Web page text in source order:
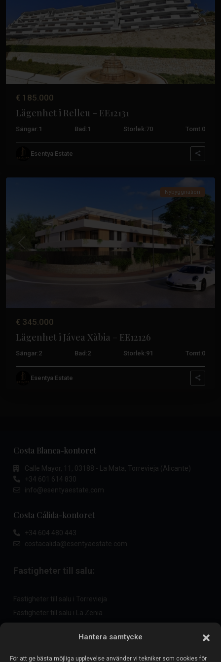
Hantera samtycke
För att ge bästa möjliga upplevelse använder vi tekniker som cookies för
Tidigare Nästa
€ 185.000
Lägenhet i Relleu – EE12131
Sängar: 1 Bad: 1 Storlek:70 Tomt:0
Esentya Estate
Daya
Nueva,
Rojales,
Fulgencio,
Miguel
de
del
Tidigare Nästa
Nybyggnation
€ 345.000
Lägenhet i Jávea Xàbia – EE12126
Sängar:2 Bad:2 Storlek:91 Tomt:0
Esentya Estate
Costa Blanca-kontoret
Calle Mayor, 11, 03188 - La Mata, Torrevieja (Alicante)
+34 601 614 830
info@esentyaestate.com
Costa Cálida-kontoret
+34 604 480 443
costacalida@esentyaestate.com
Fastigheter till salu:
Fastigheter till salu i Torrevieja
Fastigheter till salu i La Zenia